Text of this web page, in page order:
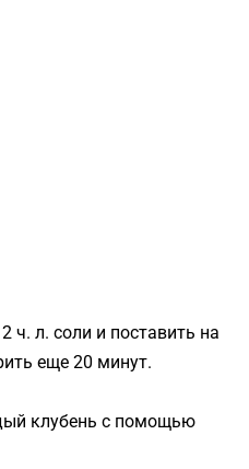
ч. л. соли и поставить на
еще 20 минут.
клубень с помощью